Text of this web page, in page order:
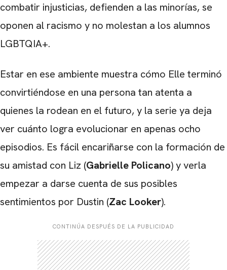
combatir injusticias, defienden a las minorías, se
oponen al racismo y no molestan a los alumnos
LGBTQIA+.
Estar en ese ambiente muestra cómo Elle terminó
convirtiéndose en una persona tan atenta a
quienes la rodean en el futuro, y la serie ya deja
ver cuánto logra evolucionar en apenas ocho
episodios. Es fácil encariñarse con la formación de
su amistad con Liz (Gabrielle Policano) y verla
empezar a darse cuenta de sus posibles
sentimientos por Dustin (Zac Looker).
CONTINÚA DESPUÉS DE LA PUBLICIDAD